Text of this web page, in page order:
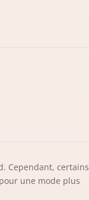
Cependant, certains
une mode plus